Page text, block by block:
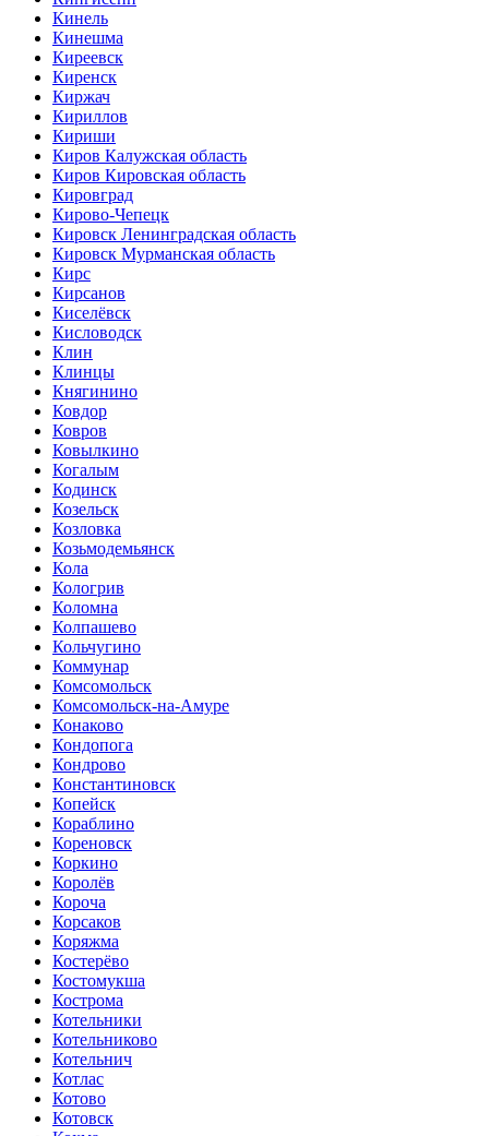
Кинель
Кинешма
Киреевск
Киренск
Киржач
Кириллов
Кириши
Киров Калужская область
Киров Кировская область
Кировград
Кирово-Чепецк
Кировск Ленинградская область
Кировск Мурманская область
Кирс
Кирсанов
Киселёвск
Кисловодск
Клин
Клинцы
Княгинино
Ковдор
Ковров
Ковылкино
Когалым
Кодинск
Козельск
Козловка
Козьмодемьянск
Кола
Кологрив
Коломна
Колпашево
Кольчугино
Коммунар
Комсомольск
Комсомольск-на-Амуре
Конаково
Кондопога
Кондрово
Константиновск
Копейск
Кораблино
Кореновск
Коркино
Королёв
Короча
Корсаков
Коряжма
Костерёво
Костомукша
Кострома
Котельники
Котельниково
Котельнич
Котлас
Котово
Котовск